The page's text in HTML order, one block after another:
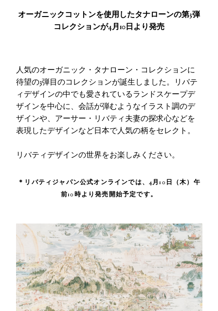
オーガニックコットンを使用したタナローンの第3弾
コレクションが4月10日より発売
人気のオーガニック・タナローン・コレクションに
待望の3弾目のコレクションが誕生しました。リバテ
ィデザインの中でも愛されているランドスケープデ
ザインを中心に、会話が弾むようなイラスト調のデ
ザインや、アーサー・リバティ夫妻の探求心などを
表現したデザインなど日本で人気の柄をセレクト。
リバティデザインの世界をお楽しみください。
＊リバティジャパン公式オンラインでは、4月10日（木）午
前10時より発売開始予定です。